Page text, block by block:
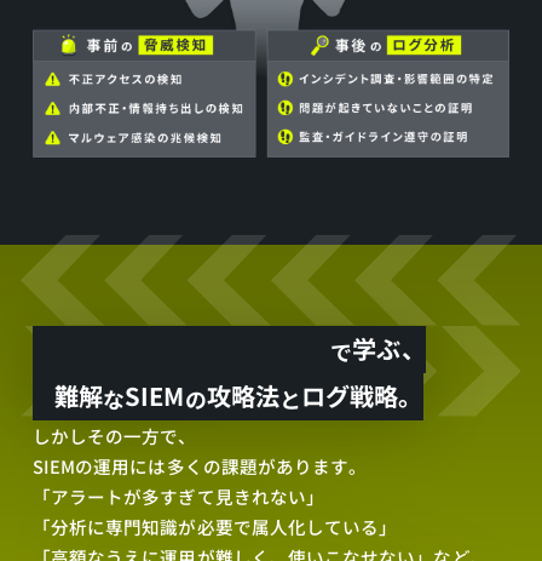
明。
で学ぶ、
難解なSIEMの攻略法とログ戦略。
ALog
SUMMIT
2025
で
学
しかしその一方で、
SIEMの運用には多くの課題があります。
「アラートが多すぎて見きれない」
「分析に専門知識が必要で属人化している」